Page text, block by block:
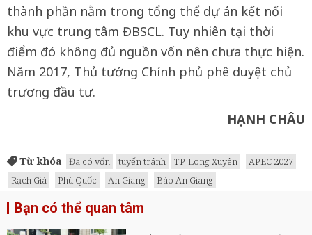
thành phần nằm trong tổng thể dự án kết nối
khu vực trung tâm ĐBSCL. Tuy nhiên tại thời
điểm đó không đủ nguồn vốn nên chưa thực hiện.
Năm 2017, Thủ tướng Chính phủ phê duyệt chủ
trương đầu tư.
HẠNH CHÂU
Từ khóa Đã có vốn tuyến tránh TP. Long Xuyên
APEC 2027
Rạch Giá
Phú Quốc An Giang Báo An Giang
Bạn có thể quan tâm